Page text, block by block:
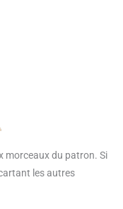
morceaux du patron. Si
les autres